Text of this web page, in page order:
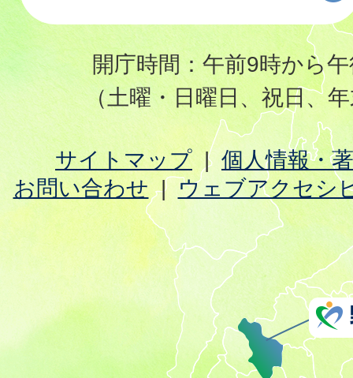
開庁時間：午前9時から
（土曜・日曜日、祝日、
サイトマップ
個人情報・
お問い合わせ
ウェブアクセシ